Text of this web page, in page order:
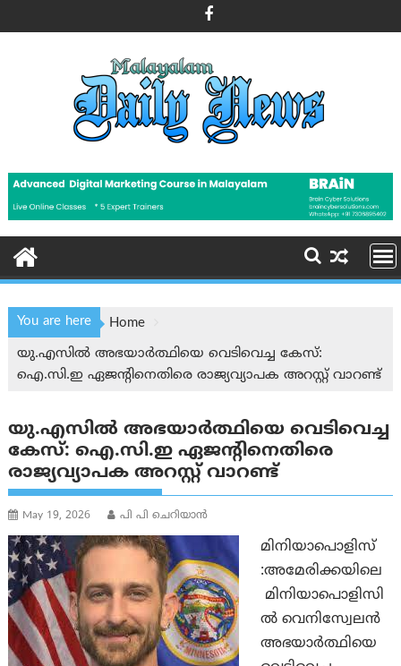
to
You are here
Home
യു.എസിൽ അഭയാർത്ഥിയെ വെടിവെച്ച കേസ്:
ഐ.സി.ഇ ഏജന്റിനെതിരെ രാജ്യവ്യാപക അറസ്റ്റ് വാറണ്ട്
യു.എസിൽ അഭയാർത്ഥിയെ വെടിവെച്ച
കേസ്: ഐ.സി.ഇ ഏജന്റിനെതിരെ
രാജ്യവ്യാപക അറസ്റ്റ് വാറണ്ട്
May 19, 2026 പി പി ചെറിയാൻ
മിനിയാപൊളിസ്
:അമേരിക്കയിലെ
മിനിയാപൊളിസി
ൽ വെനിസ്വേലൻ
അഭയാർത്ഥിയെ